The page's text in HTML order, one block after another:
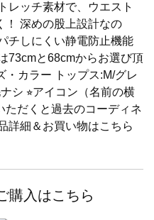
レッチ素材で、ウエスト
！ 深めの股上設計なの
チしにくい静電防止機能
73cmと68cmからお選び頂
カラー トップス:M/グレ
シ ⭐︎アイコン（名前の横
ただくと過去のコーディネ
詳細＆お買い物はこちら
購入はこちら